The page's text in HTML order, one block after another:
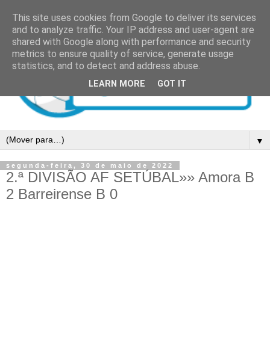
▼
segunda-feira, 30 de maio de 2022
2.ª DIVISÃO AF SETÚBAL»» Amora B
2 Barreirense B 0
This site uses cookies from Google to deliver its services
and to analyze traffic. Your IP address and user-agent are
shared with Google along with performance and security
metrics to ensure quality of service, generate usage
statistics, and to detect and address abuse.
LEARN MORE GOT IT